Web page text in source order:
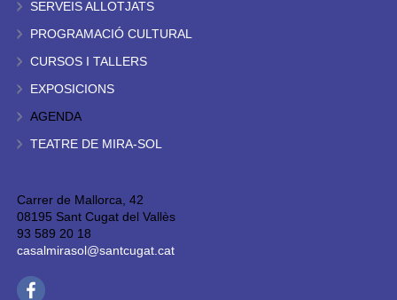
SERVEIS ALLOTJATS
PROGRAMACIÓ CULTURAL
CURSOS I TALLERS
EXPOSICIONS
AGENDA
TEATRE DE MIRA-SOL
Carrer de Mallorca, 42
08195 Sant Cugat del Vallès
93 589 20 18
casalmirasol@santcugat.cat